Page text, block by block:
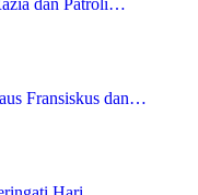
Fransiskus dan…